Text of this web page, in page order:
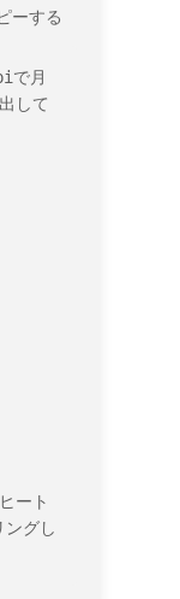
ーする
で月
して
ート
グし